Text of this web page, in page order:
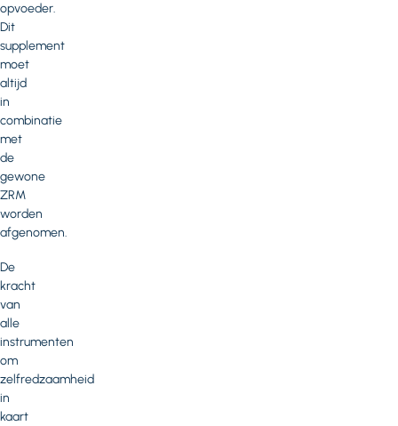
opvoeder.
Dit
supplement
moet
altijd
in
combinatie
met
de
gewone
ZRM
worden
afgenomen.
De
kracht
van
alle
instrumenten
om
zelfredzaamheid
in
kaart